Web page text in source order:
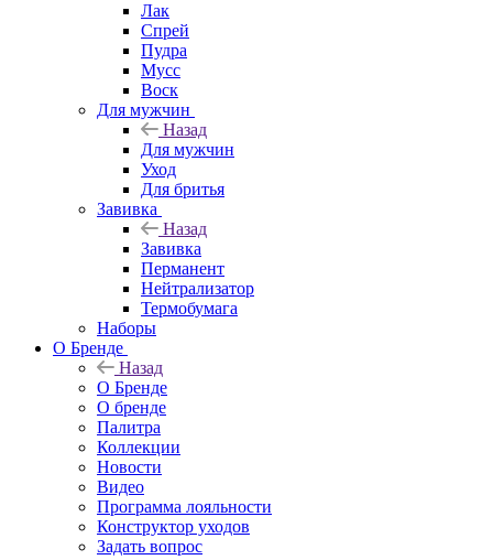
Лак
Спрей
Пудра
Мусс
Воск
Для мужчин
Назад
Для мужчин
Уход
Для бритья
Завивка
Назад
Завивка
Перманент
Нейтрализатор
Термобумага
Наборы
О Бренде
Назад
О Бренде
О бренде
Палитра
Коллекции
Новости
Видео
Программа лояльности
Конструктор уходов
Задать вопрос